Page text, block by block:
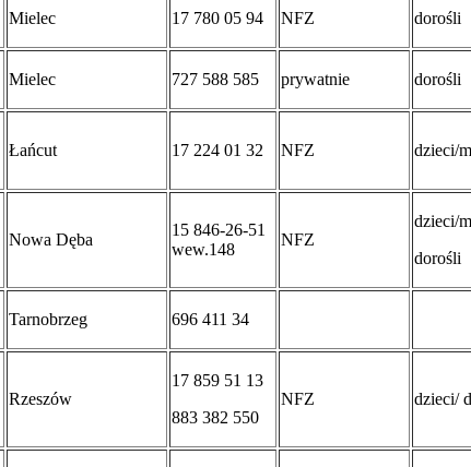
Mielec 17 780 05 94 NFZ dorośli
Mielec 727 588 585 prywatnie dorośli
Łańcut 17 224 01 32 NFZ dzieci/
Nowa Dęba
15 846-26-51
wew.148
NFZ
dzieci/
dorośli
Tarnobrzeg 696 411 34
Rzeszów
17 859 51 13
883 382 550
NFZ dzieci/